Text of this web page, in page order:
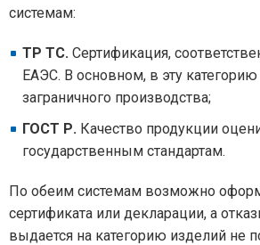
системам:
ТР ТС. Сертификация,
ЕАЭС. В основном, в эту
заграничного производства;
ГОСТ Р. Качество продукции
государственным стандартам.
По обеим системам возможно
сертификата или декларации, а
выдается на категорию изделий не